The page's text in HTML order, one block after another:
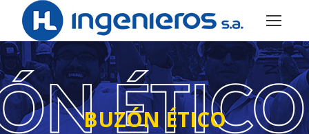
BUZÓN ÉTICO